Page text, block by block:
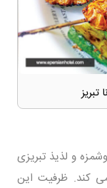
و لذیذ تبریزی
کند. ظرفیت این